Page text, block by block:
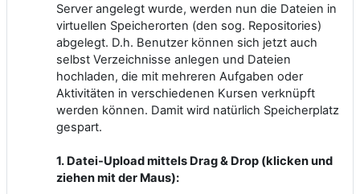
Server angelegt wurde, werden nun die Dateien in
virtuellen Speicherorten (den sog. Repositories)
abgelegt. D.h. Benutzer können sich jetzt auch
selbst Verzeichnisse anlegen und Dateien
hochladen, die mit mehreren Aufgaben oder
Aktivitäten in verschiedenen Kursen verknüpft
werden können. Damit wird natürlich Speicherplatz
gespart.
1. Datei-Upload mittels Drag & Drop (klicken und
ziehen mit der Maus):